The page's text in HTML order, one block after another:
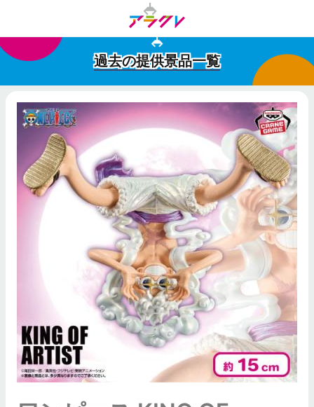
過去の提供景品一覧